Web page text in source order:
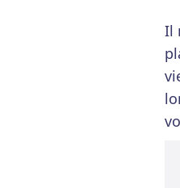
Il